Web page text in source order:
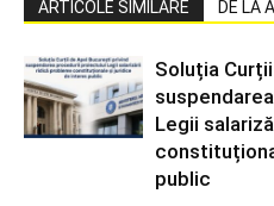
ARTICOLE SIMILARE DE LA
Soluția
Legii
public